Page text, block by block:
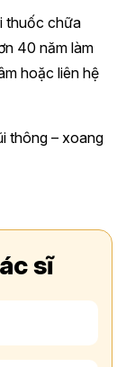
thuốc chữa
40 năm làm
hoặc liên hệ
thông – xoang
sĩ